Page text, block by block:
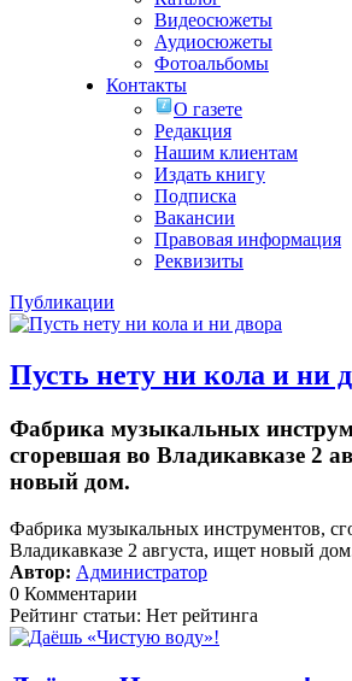
Видеосюжеты
Аудиосюжеты
Фотоальбомы
Контакты
О газете
Редакция
Нашим клиентам
Издать книгу
Подписка
Вакансии
Правовая информация
Реквизиты
Публикации
Пусть нету ни кола и ни
Фабрика музыкальных
сгоревшая во Владикавказе 2
новый дом.
Фабрика музыкальных инструментов,
Владикавказе 2 августа, ищет новый
Автор: Администратор
0 Комментарии
Рейтинг статьи: Нет рейтинга